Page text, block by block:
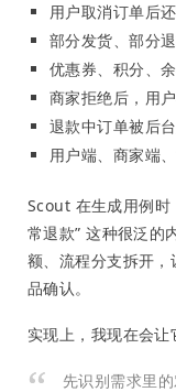
用户取消订单后
部分发货、部分
优惠券、积分、
商家拒绝后，用
退款中订单被后
用户端、商家端
Scout 在生成用例时
常退款” 这种很泛的
额、流程分支拆开
品确认。
实现上，我现在会让
先识别需求里